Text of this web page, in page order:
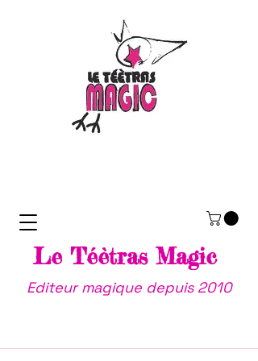
Le Téètras Magic
Editeur magique depuis 2010